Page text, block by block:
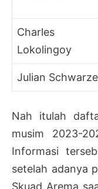
Charles
Lokolingoy
Julian
Nah itulah
musim 2023-
Informasi
setelah adanya
Skuad Arema